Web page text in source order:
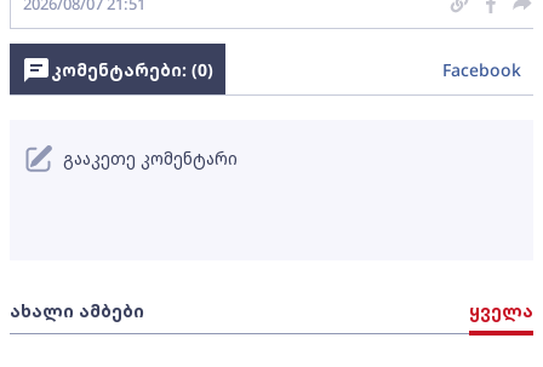
ახალი ამბები ყველა
კომენტარები: (0) Facebook
გააკეთე კომენტარი